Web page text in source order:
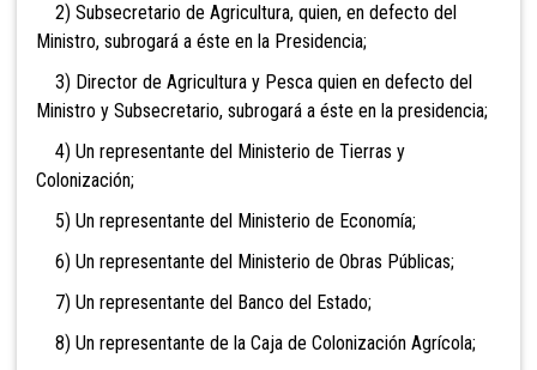
2) Subsecretario de Agricultura, quien, en defecto del
Ministro, subrogará a éste en la Presidencia;
3) Director de Agricultura y Pesca quien en defecto del
Ministro y Subsecretario, subrogará a éste en la presidencia;
4) Un representante del Ministerio de Tierras y
Colonización;
5) Un representante del Ministerio de Economía;
6) Un representante del Ministerio de Obras Públicas;
7) Un representante del Banco del Estado;
8) Un representante de la Caja de Colonización Agrícola;